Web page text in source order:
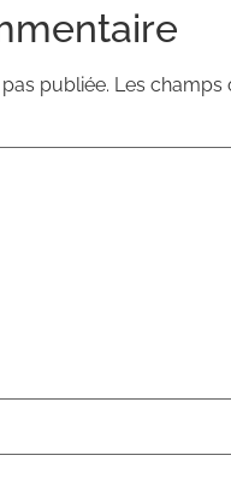
publiée. Les champs